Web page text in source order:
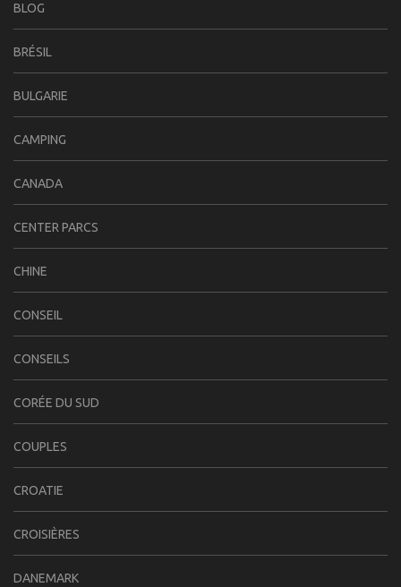
BLOG
BRÉSIL
BULGARIE
CAMPING
CANADA
CENTER PARCS
CHINE
CONSEIL
CONSEILS
CORÉE DU SUD
COUPLES
CROATIE
CROISIÈRES
DANEMARK